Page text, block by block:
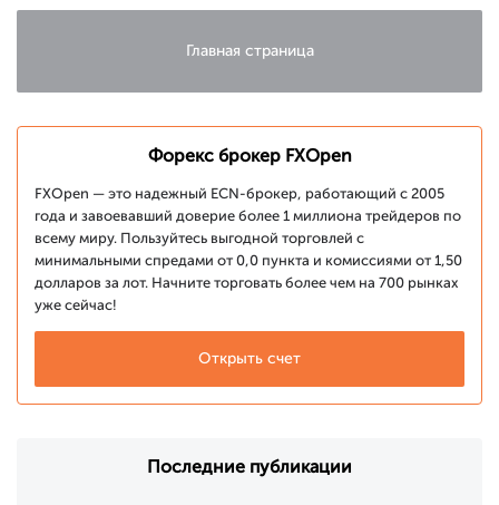
ФРС
Главная страница
Форекс брокер FXOpen
FXOpen — это надежный ECN-брокер, работающий с 2005
года и завоевавший доверие более 1 миллиона трейдеров по
всему миру. Пользуйтесь выгодной торговлей с
минимальными спредами от 0,0 пункта и комиссиями от 1,50
долларов за лот. Начните торговать более чем на 700 рынках
уже сейчас!
Открыть счет
Последние публикации